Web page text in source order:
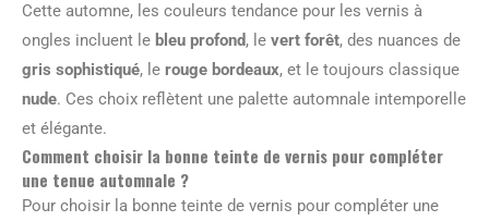
Cette automne, les couleurs tendance pour les vernis à
ongles incluent le bleu profond, le vert forêt, des nuances de
gris sophistiqué, le rouge bordeaux, et le toujours classique
nude. Ces choix reflètent une palette automnale intemporelle
et élégante.
Comment choisir la bonne teinte de vernis pour compléter
une tenue automnale ?
Pour choisir la bonne teinte de vernis pour compléter une